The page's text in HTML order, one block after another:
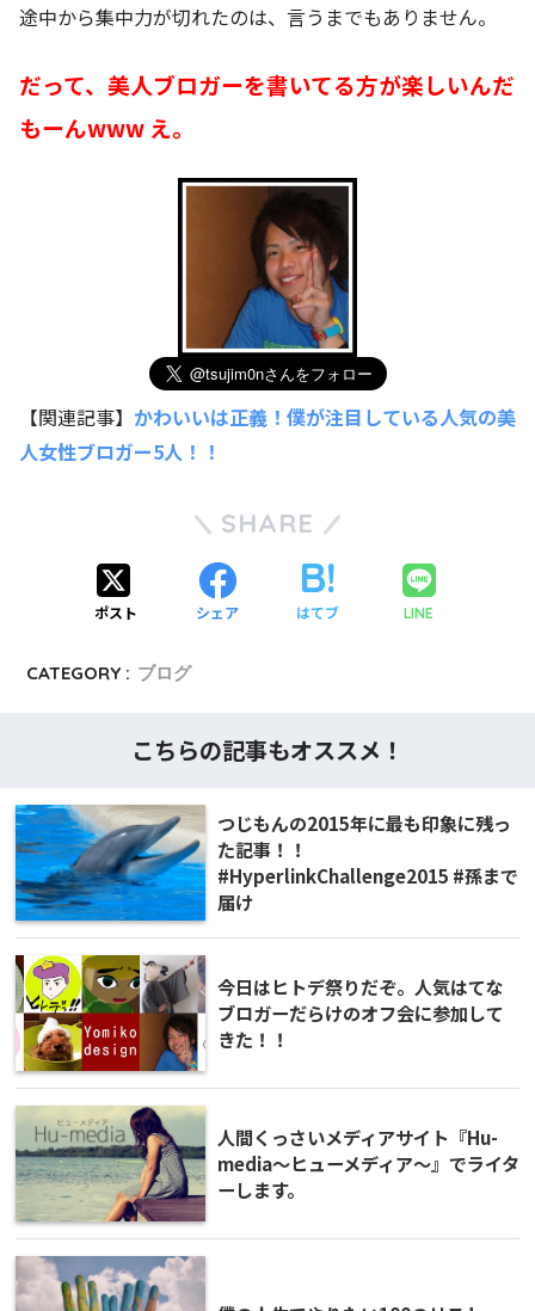
途中から集中力が切れたのは、言うまでもありません。
だって、美人ブロガーを書いてる方が楽しいんだ
もーんwww え。
【関連記事】 かわいいは正義！僕が注目している人気の美
人女性ブロガー5人！！
SHARE
ポスト シェア はてブ LINE
CATEGORY : ブログ
こちらの記事もオススメ！
つじもんの2015年に最も印象に残っ
た記事！！
#HyperlinkChallenge2015 #孫まで
届け
今日はヒトデ祭りだぞ。人気はてな
ブロガーだらけのオフ会に参加して
きた！！
人間くっさいメディアサイト『Hu-
media～ヒューメディア～』でライタ
ーします。